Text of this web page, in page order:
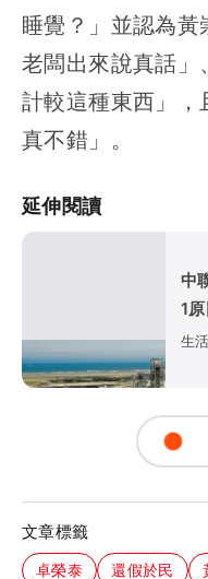
睡覺？」並認為
老闆出來說真話
計較這種東西」
真不錯」。
延伸閱讀
中
1
生活
文章標籤
卓榮泰 還假於民